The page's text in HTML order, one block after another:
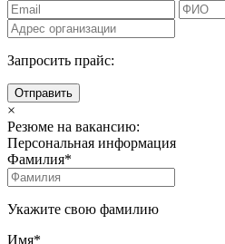
Запросить прайс:
Отправить
×
Резюме на вакансию:
Персональная информация
Фамилия*
Укажите свою фамилию
Имя*